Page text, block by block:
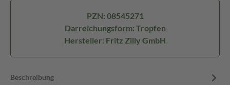
PZN: 08545271
Darreichungsform: Tropfen
Hersteller: Fritz Zilly GmbH
Beschreibung